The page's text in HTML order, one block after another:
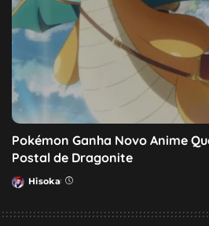
Pokémon Ganha Novo Anime
Postal de Dragonite
Posted
Hisoka